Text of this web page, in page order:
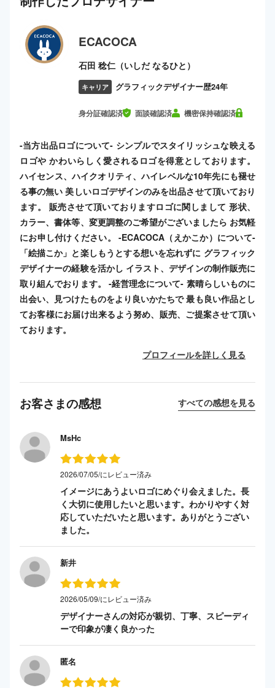
ECACOCA
石田 稔仁（いしだ なるひと）
キャリア グラフィックデザイナー歴24年
身分証確認済 面談確認済 機密保持確認済
-当方出品ロゴについて- シンプルでスタイリッシュな映える
ロゴや かわいらしく愛されるロゴを得意としております。
ハイセンス、ハイクオリティ、ハイレベルな10年先にも褪せ
る事の無い 美しいロゴデザインのみを出品させて頂いており
ます。 販売させて頂いておりますロゴに関しまして 形状、
カラー、書体等、変更調整のご希望がございましたら お気軽
にお申し付けください。 -ECACOCA（えかこか）について-
「絵描こか」と楽しもうとする想いを忘れずに グラフィック
デザイナーの経験を活かし イラスト、デザインの制作販売に
取り組んでおります。 -経営理念について- 素晴らしいものに
出会い、見つけたものをより良いかたちで 最も良い作品とし
てお客様にお届け出来るよう努め、販売、ご提案させて頂い
ております。
プロフィールを詳しく見る
お客さまの感想 すべての感想を見る
MsHc
2026/07/05/にレビュー済み
イメージにあうよいロゴにめぐり会えました。長
く大切に使用したいと思います。わかりやすく対
応していただいたと思います。ありがとうござい
ました。
新井
2026/05/09/にレビュー済み
デザイナーさんの対応が親切、丁寧、スピーディ
ーで印象が凄く良かった
匿名